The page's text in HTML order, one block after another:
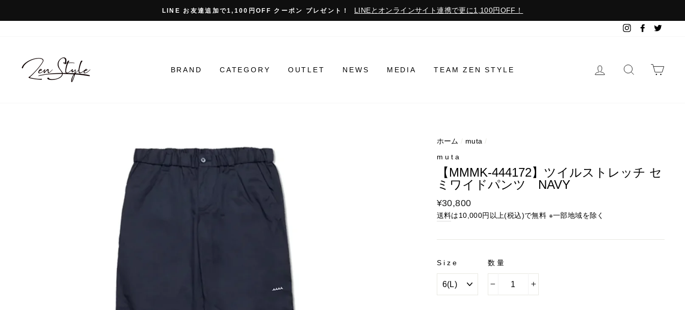
ン
LINE お友達追加で1,100円OFF クーポン プレゼント！ LINEとオンラインサイト連携で更に1,100円OFF！
InstagramFacebook
BRAND CATEGORY OUTLET NEWS MEDIA TEAM ZEN STYLE ログイン 検索で探す
ホーム / muta /
muta
【MMMK-444172】ツイルストレッチ セ
ミワイドパンツ NAVY
通
常
金
¥30,800
送料は10,000円以上(税込)で無料 ※一部地域を除く
Size 数量